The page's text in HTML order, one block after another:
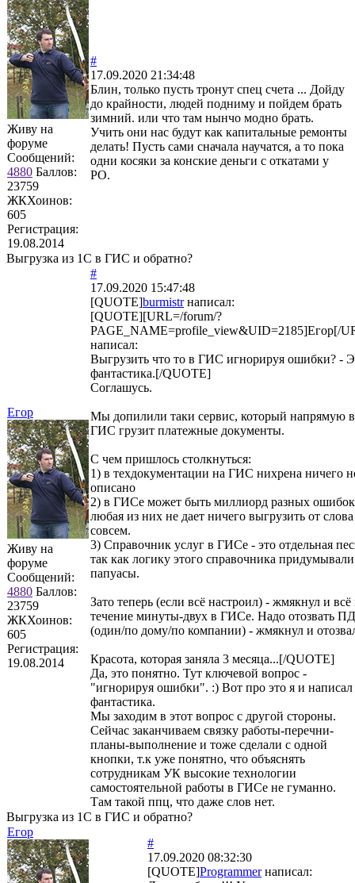
Живу на
форуме
Сообщений:
4880 Баллов:
23759
ЖКХоинов:
605
Регистрация:
19.08.2014
#
17.09.2020 21:34:48
Блин, только пусть тронут спец счета ... Дойду
до крайности, людей подниму и пойдем брать
зимний. или что там нынчо модно брать.
Учить они нас будут как капитальные ремонты
делать! Пусть сами сначала научатся, а то пока
одни косяки за конские деньги с откатами у
РО.
Выгрузка из 1С в ГИС и обратно?
Егор
Живу на
форуме
Сообщений:
4880 Баллов:
23759
ЖКХоинов:
605
Регистрация:
19.08.2014
#
17.09.2020 15:47:48
[QUOTE]burmistrнаписал:
[QUOTE][URL=/forum/?
PAGE_NAME=profile_view&UID=2185]Егор[/
написал:
Выгрузить что то в ГИС игнорируя ошибки? -
фантастика.[/QUOTE]
Соглашусь.
Мы допилили таки сервис, который напрямую в
ГИС грузит платежные документы.
С чем пришлось столкнуться:
1) в техдокументации на ГИС нихрена ничего
описано
2) в ГИСе может быть миллиорд разных
любая из них не дает ничего выгрузить от слова
совсем.
3) Справочник услуг в ГИСе - это отдельная
так как логику этого справочника придумывали
папуасы.
Зато теперь (если всё настроил) - жмякнул и всё
течение минуты-двух в ГИСе. Надо отозвать ПД
(один/по дому/по компании) - жмякнул и
Красота, которая заняла 3 месяца...[/QUOTE]
Да, это понятно. Тут ключевой вопрос -
"игнорируя ошибки". :) Вот про это я и написал
фантастика.
Мы заходим в этот вопрос с другой стороны.
Сейчас заканчиваем связку работы-перечни-
планы-выполнение и тоже сделали с одной
кнопки, т.к уже понятно, что объяснять
сотрудникам УК высокие технологии
самостоятельной работы в ГИСе не гуманно.
Там такой ппц, что даже слов нет.
Выгрузка из 1С в ГИС и обратно?
Егор
#
17.09.2020 08:32:30
[QUOTE]Programmerнаписал: